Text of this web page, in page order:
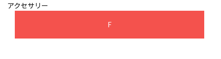
アクセサリー
F